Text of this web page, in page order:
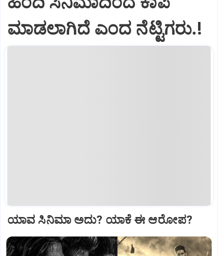
ಮಾಡಲಾಗಿದೆ ಎಂದ ನೆಟ್ಟಿಗರು.!
ಯಾವ ಸಿನಿಮಾ ಅದು? ಯಾಕೆ ಈ ಆರೋಪ?